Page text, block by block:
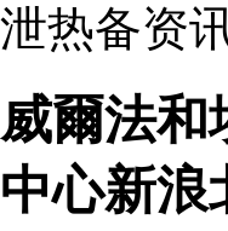
泄热备资
威爾法和
中心新浪